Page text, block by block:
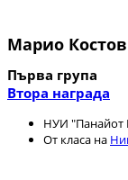
Марио Костов
Първа група
Втора награда
НУИ "Панайот
От класа на